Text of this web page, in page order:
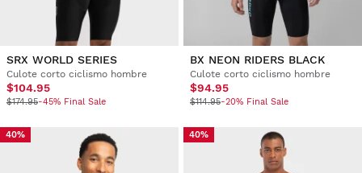
SRX WORLD SERIES
Culote corto ciclismo hombre
$104.95
$174.95-45% Final Sale
BX NEON RIDERS BLACK
Culote corto ciclismo hombre
$94.95
$114.95-20% Final Sale
40% 40%